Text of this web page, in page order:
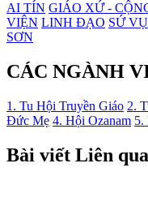
AI TÍN GIÁO XỨ -
VIỆN LINH ĐẠO SỨ
SƠN
CÁC NGÀNH
1. Tu Hội Truyền Giáo 2.
Đức Mẹ 4. Hội Ozanam 5.
Bài viết Liên